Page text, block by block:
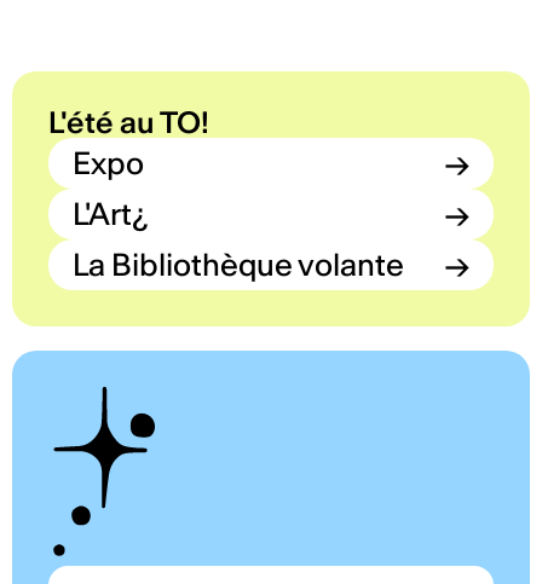
L'été au TO!
Expo
→
L'Art¿
→
La Bibliothèque volante
→